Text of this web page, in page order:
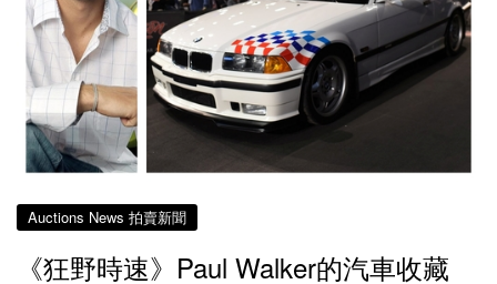
Auctions News 拍賣新聞
《狂野時速》Paul Walker的汽車收藏